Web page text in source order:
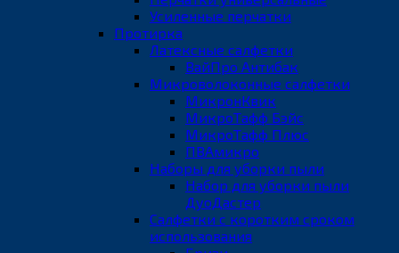
Усиленные перчатки
Протирка
Латексные салфетки
ВайПро Антибак
Микроволоконные салфетки
МикронКвик
МикроТафф Бэйс
МикроТафф Плюс
ПВАмикро
Наборы для уборки пыли
Набор для уборки пыли
ДуоДастер
Салфетки с коротким сроком
использования